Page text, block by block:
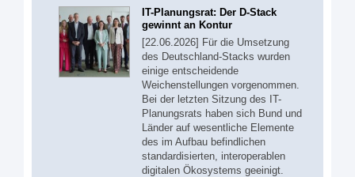
IT-Planungsrat: Der D-Stack
gewinnt an Kontur
[22.06.2026] Für die Umsetzung
des Deutschland-Stacks wurden
einige entscheidende
Weichenstellungen vorgenommen.
Bei der letzten Sitzung des IT-
Planungsrats haben sich Bund und
Länder auf wesentliche Elemente
des im Aufbau befindlichen
standardisierten, interoperablen
digitalen Ökosystems geeinigt.